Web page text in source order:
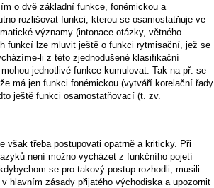
o dvě základní funkce, fonémickou a
rozlišovat funkci, kterou se osamostatňuje ve
významy (intonace otázky, větného
funkcí lze mluvit ještě o funkci rytmisační, jež se
li z této zjednodušené klasifikační
jednotlivé funkce kumulovat. Tak na př. se
má jen funkci fonémickou (vytváří korelační řady
ještě funkci osamostatňovací (t. zv.
však třeba postupovati opatrně a kriticky. Při
není možno vycházet z funkčního pojetí
se pro takový postup rozhodli, musili
hlavním zásady přijatého východiska a upozornit